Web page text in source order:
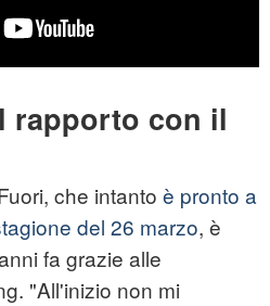
rapporto con il
che intanto è pronto a
del 26 marzo, è
fa grazie alle
"All'inizio non mi